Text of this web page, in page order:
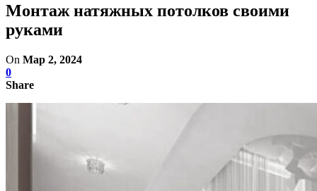
Монтаж натяжных потолков своими
руками
On Мар 2, 2024
0
Share